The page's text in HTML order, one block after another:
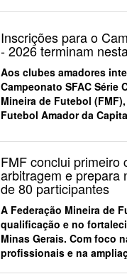
Inscrições para o
- 2026 terminam
Aos clubes amadores
Campeonato SFAC Série
Mineira de Futebol
Futebol Amador da
FMF conclui primeiro
arbitragem e prepara
de 80 participantes
A Federação Mineira de
qualificação e no
Minas Gerais. Com foco
profissionais e na